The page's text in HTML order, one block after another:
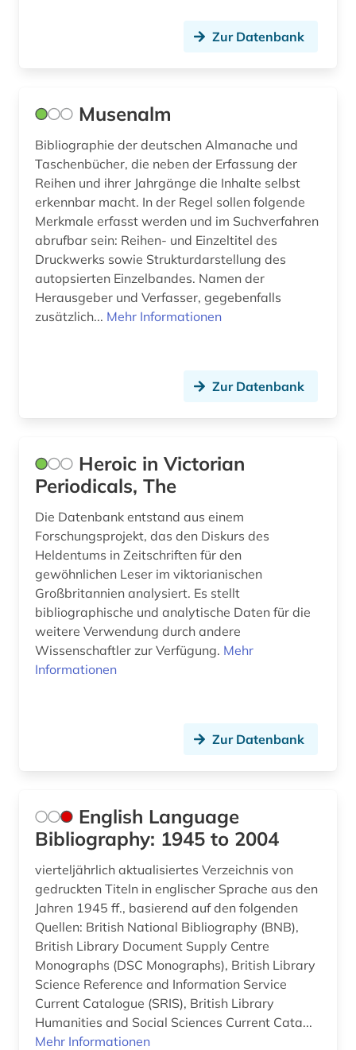
musikalien (1)
musiker (2)
musikerziehung (1)
musikhandschrift (4)
musiktonträger (1)
musikwissenschaft (1)
nag hammadi (1)
naher osten (1)
nationalbibliothek (1)
nationalsozialismus | opfer (1)
naturwissenschaften (2)
neuchâtel (1)
neuengland (1)
nordirland (1)
nunavut (1)
oberfranken (1)
oboenmusik (1)
online contents (1)
online-ressource (1)
open access (1)
oper (2)
Zur Datenbank
Musenalm
Bibliographie der deutschen Almanache und
Taschenbücher, die neben der Erfassung der
Reihen und ihrer Jahrgänge die Inhalte selbst
erkennbar macht. In der Regel sollen folgende
Merkmale erfasst werden und im Suchverfahren
abrufbar sein: Reihen- und Einzeltitel des
Druckwerks sowie Strukturdarstellung des
autopsierten Einzelbandes. Namen der
Herausgeber und Verfasser, gegebenfalls
zusätzlich... Mehr Informationen
Zur Datenbank
Heroic in Victorian
Periodicals, The
Die Datenbank entstand aus einem
Forschungsprojekt, das den Diskurs des
Heldentums in Zeitschriften für den
gewöhnlichen Leser im viktorianischen
Großbritannien analysiert. Es stellt
bibliographische und analytische Daten für die
weitere Verwendung durch andere
Wissenschaftler zur Verfügung. Mehr
Informationen
Zur Datenbank
English Language
Bibliography: 1945 to 2004
vierteljährlich aktualisiertes Verzeichnis von
gedruckten Titeln in englischer Sprache aus den
Jahren 1945 ff., basierend auf den folgenden
Quellen: British National Bibliography (BNB),
British Library Document Supply Centre
Monographs (DSC Monographs), British Library
Science Reference and Information Service
Current Catalogue (SRIS), British Library
Humanities and Social Sciences Current Cata...
Mehr Informationen